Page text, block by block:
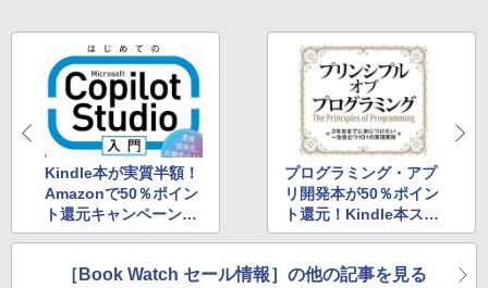
Kindle本が実質半額！
Amazonで50％ポイン
ト還元キャンペーン実
施中
プログラミング・アプ
リ開発本が50％ポイン
ト還元！Kindle本スト
アのキャンペーン
［Book Watch セール情報］の他の記事を見る